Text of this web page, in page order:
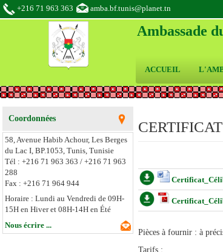
+216 71 963 363 amba.bf.tunis@planet.tn
Ambassade
ACCUEIL
Coordonnées
58, Avenue Habib Achour, Les Berges
du Lac I, BP.1053, Tunis, Tunisie
Tél : +216 71 963 363 / +216 71 963
288
Fax : +216 71 964 944
Horaire : Lundi au Vendredi de 09H-
15H en Hiver et 08H-14H en Été
Nous écrire ...
Pièces à fournir : à
Tarifs :